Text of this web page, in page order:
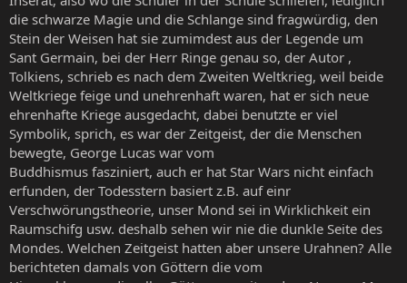
die schwarze Magie und die Schlange sind fragwürdig, den
Stein der Weisen hat sie zumimdest aus der Legende um
Sant Germain, bei der Herr Ringe genau so, der Autor ,
Tolkiens, schrieb es nach dem Zweiten Weltkrieg, weil beide
Weltkriege feige und unehrenhaft waren, hat er sich neue
ehrenhafte Kriege ausgedacht, dabei benutzte er viel
Symbolik, sprich, es war der Zeitgeist, der die Menschen
bewegte, George Lucas war vom
Buddhismus fasziniert, auch er hat Star Wars nicht einfach
erfunden, der Todesstern basiert z.B. auf einr
Verschwörungstheorie, unser Mond sei in Wirklichkeit ein
Raumschifg usw. deshalb sehen wir nie die dunkle Seite des
Mondes. Welchen Zeitgeist hatten aber unsere Urahnen? Alle
berichteten damals von Göttern die vom